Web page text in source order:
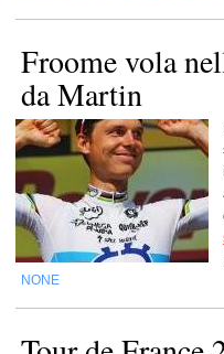
Froome vola
da Martin
NONE